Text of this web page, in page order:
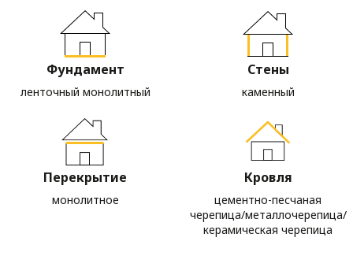
Фундамент
ленточный монолитный
Стены
каменный
Перекрытие
монолитное
Кровля
цементно-песчаная
черепица/металлочерепица/
керамическая черепица